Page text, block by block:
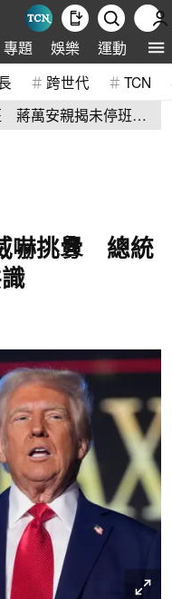
專題 娛樂 運動 全
跨世代 TCN
蔣萬安親揭未停班課
嚇挑釁 總統